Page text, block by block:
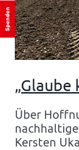
„Glaube
Über
Kersten
Spenden